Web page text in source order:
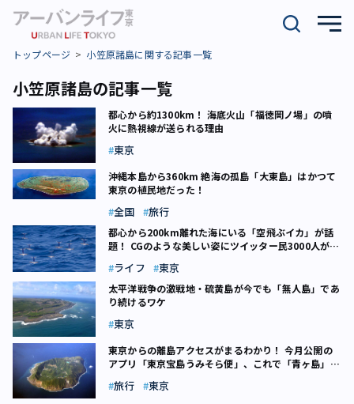
トップページ 小笠原諸島に関する記事一覧
小笠原諸島の記事一覧
都心から約1300km！ 海底火山「福徳岡ノ場」の噴
火に熱視線が送られる理由
東京
沖縄本島から360km 絶海の孤島「大東島」はかつて
東京の植民地だった！
全国 旅行
都心から200km離れた海にいる「空飛ぶイカ」が話
題！ CGのような美しい姿にツイッター民3000人が驚
ライフ 東京
太平洋戦争の激戦地・硫黄島が今でも「無人島」であ
り続けるワケ
東京
東京からの離島アクセスがまるわかり！ 今月公開の
アプリ「東京宝島うみそら便」、これで「青ヶ島」も
旅行 東京